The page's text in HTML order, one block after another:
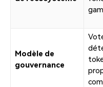
Modèle de
gouvernance